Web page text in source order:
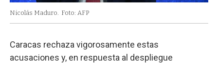
Nicolás Maduro. Foto: AFP
Caracas rechaza vigorosamente estas
acusaciones y, en respuesta al despliegue